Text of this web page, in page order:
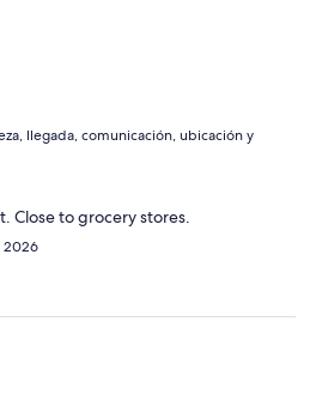
llegada, comunicación, ubicación y
Close to grocery stores.
2026